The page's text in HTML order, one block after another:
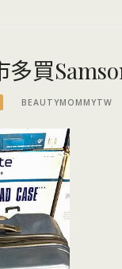
多買
BEAUTYMOMMYTW